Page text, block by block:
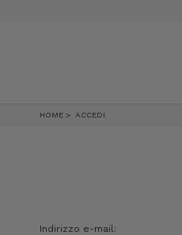
HOME ACCEDI
Indirizzo e-mail: